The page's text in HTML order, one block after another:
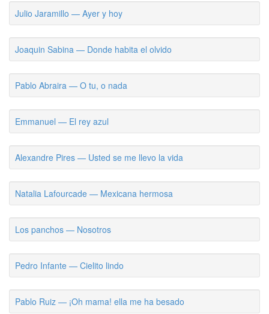
Julio Jaramillo — Ayer y hoy
Joaquin Sabina — Donde habita el olvido
Pablo Abraira — O tu, o nada
Emmanuel — El rey azul
Alexandre Pires — Usted se me llevo la vida
Natalia Lafourcade — Mexicana hermosa
Los panchos — Nosotros
Pedro Infante — Cielito lindo
Pablo Ruiz — ¡Oh mama! ella me ha besado